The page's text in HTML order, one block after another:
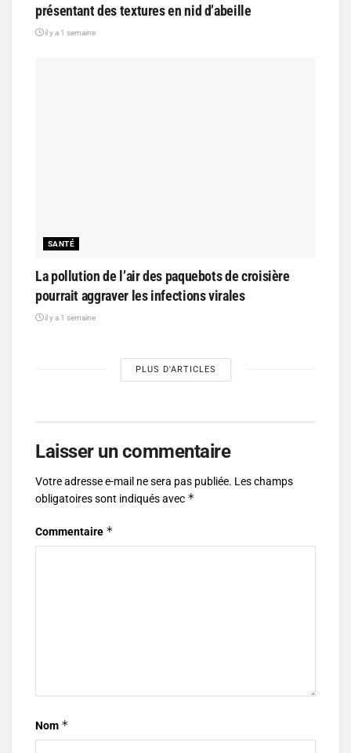
présentant des textures en nid d’abeille
il y a 1 semaine
SANTÉ
La pollution de l’air des paquebots de croisière
pourrait aggraver les infections virales
il y a 1 semaine
PLUS D'ARTICLES
Laisser un commentaire
Votre adresse e-mail ne sera pas publiée. Les champs
obligatoires sont indiqués avec *
Commentaire *
Nom *